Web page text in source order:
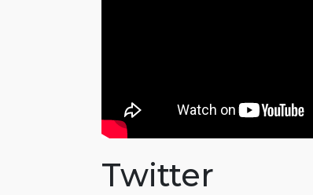
Twitter